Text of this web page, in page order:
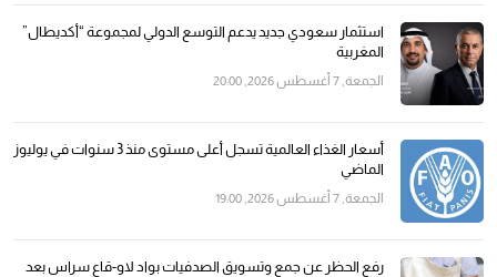
استثمار سعودي جديد يدعم التوسع الدولي لمجموعة “أكديطال”
المغربية
الجمعة, 7 أغسطس 2026, 20:00
أسعار الغذاء العالمية تسجل أعلى مستوى منذ 3 سنوات في يوليوز
الماضي
الجمعة, 7 أغسطس 2026, 19:00
رفع الحظر عن جمع وتسويق الصدفيات بواد لاو-قاع سراس بعد